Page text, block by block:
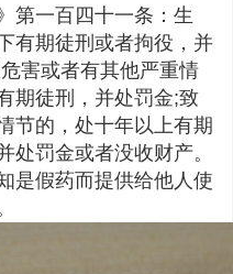
一百四十一条：生
有期徒刑或者拘役，并
害或者有其他严重情
期徒刑，并处罚金;致
节的，处十年以上有期
处罚金或者没收财产。
假药而提供给他人使